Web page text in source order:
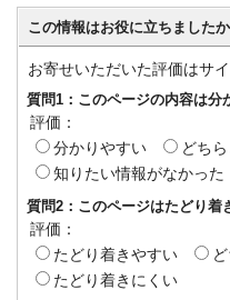
この情報はお役に立ちましたか
お寄せいただいた評価はサ
質問1：このページの内容は分
評価：
分かりやすい
どち
知りたい情報がなかった
質問2：このページはたどり着
評価：
たどり着きやすい
たどり着きにくい